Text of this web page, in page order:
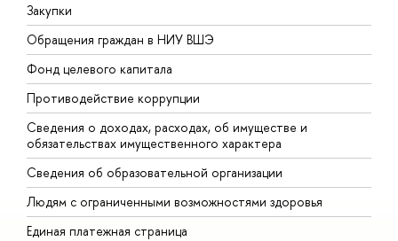
Закупки
Обращения граждан в НИУ ВШЭ
Фонд целевого капитала
Противодействие коррупции
Сведения о доходах, расходах, об имуществе и
обязательствах имущественного характера
Сведения об образовательной организации
Людям с ограниченными возможностями здоровья
Единая платежная страница